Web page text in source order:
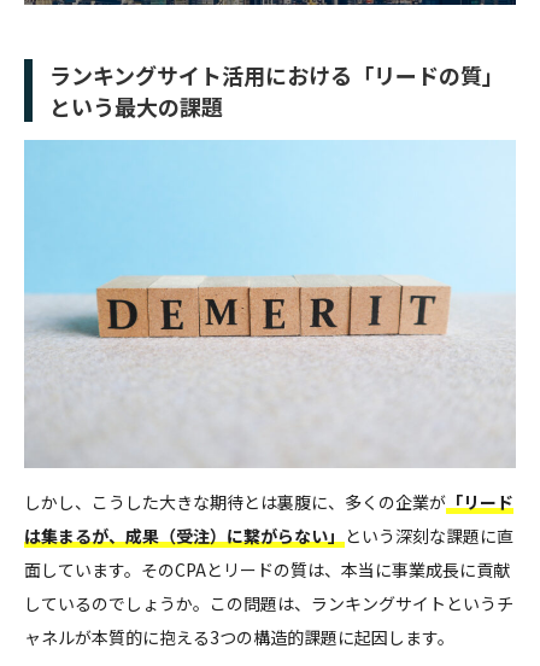
ランキングサイト活用における「リードの質」
という最大の課題
しかし、こうした大きな期待とは裏腹に、多くの企業が 「リード
は集まるが、成果（受注）に繋がらない」 という深刻な課題に直
面しています。そのCPAとリードの質は、本当に事業成長に貢献
しているのでしょうか。この問題は、ランキングサイトというチ
ャネルが本質的に抱える3つの構造的課題に起因します。